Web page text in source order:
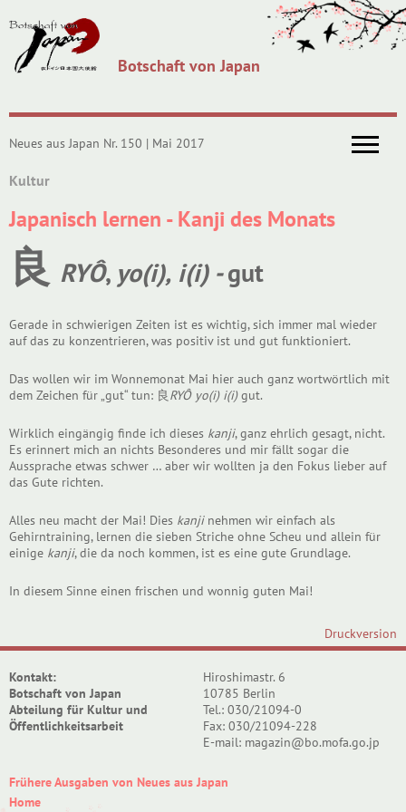
Botschaft von Japan
Neues aus Japan Nr. 150 | Mai 2017
Kultur
Japanisch lernen - Kanji des Monats
良 RYÔ, yo(i), i(i) -gut
Gerade in schwierigen Zeiten ist es wichtig, sich immer mal wieder
auf das zu konzentrieren, was positiv ist und gut funktioniert.
Das wollen wir im Wonnemonat Mai hier auch ganz wortwörtlich mit
dem Zeichen für „gut“ tun: 良RYÔ yo(i) i(i)gut.
Wirklich eingängig finde ich dieses kanji, ganz ehrlich gesagt, nicht.
Es erinnert mich an nichts Besonderes und mir fällt sogar die
Aussprache etwas schwer … aber wir wollten ja den Fokus lieber auf
das Gute richten.
Alles neu macht der Mai! Dies kanjinehmen wir einfach als
Gehirntraining, lernen die sieben Striche ohne Scheu und allein für
einige kanji, die da noch kommen, ist es eine gute Grundlage.
In diesem Sinne einen frischen und wonnig guten Mai!
Druckversion
Kontakt:
Botschaft von Japan
Abteilung für Kultur und
Öffentlichkeitsarbeit
Hiroshimastr. 6
10785 Berlin
Tel.: 030/21094-0
Fax: 030/21094-228
E-mail: magazin@bo.mofa.go.jp
Frühere Ausgaben von Neues aus Japan
Home